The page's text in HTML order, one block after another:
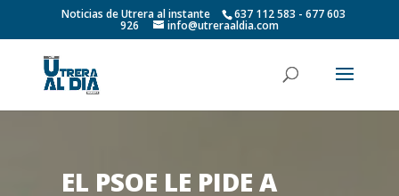
Noticias de Utrera al instante 637 112 583 - 677 603
926 info@utreraaldia.com
EL PSOE LE PIDE A